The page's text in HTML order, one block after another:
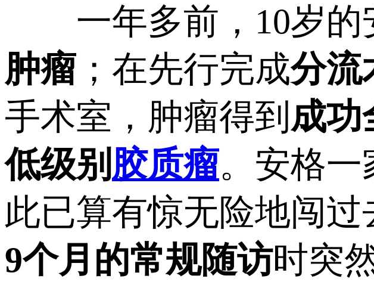
一年多前，10岁的
肿瘤 ；在先行完成分流
手术室，肿瘤得到成功
低级别 胶质瘤。安格
此已算有惊无险地闯
9个月的常规随访时突